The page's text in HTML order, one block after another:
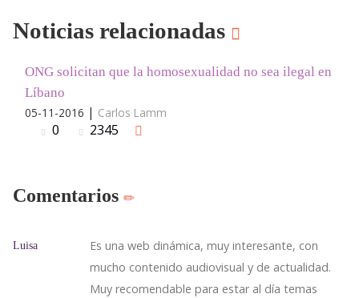
Noticias relacionadas
ONG solicitan que la homosexualidad no sea ilegal en
Líbano
05-11-2016 | Carlos Lamm
0 2345
Comentarios
Luisa
Es una web dinámica, muy interesante, con
mucho contenido audiovisual y de actualidad.
Muy recomendable para estar al día temas